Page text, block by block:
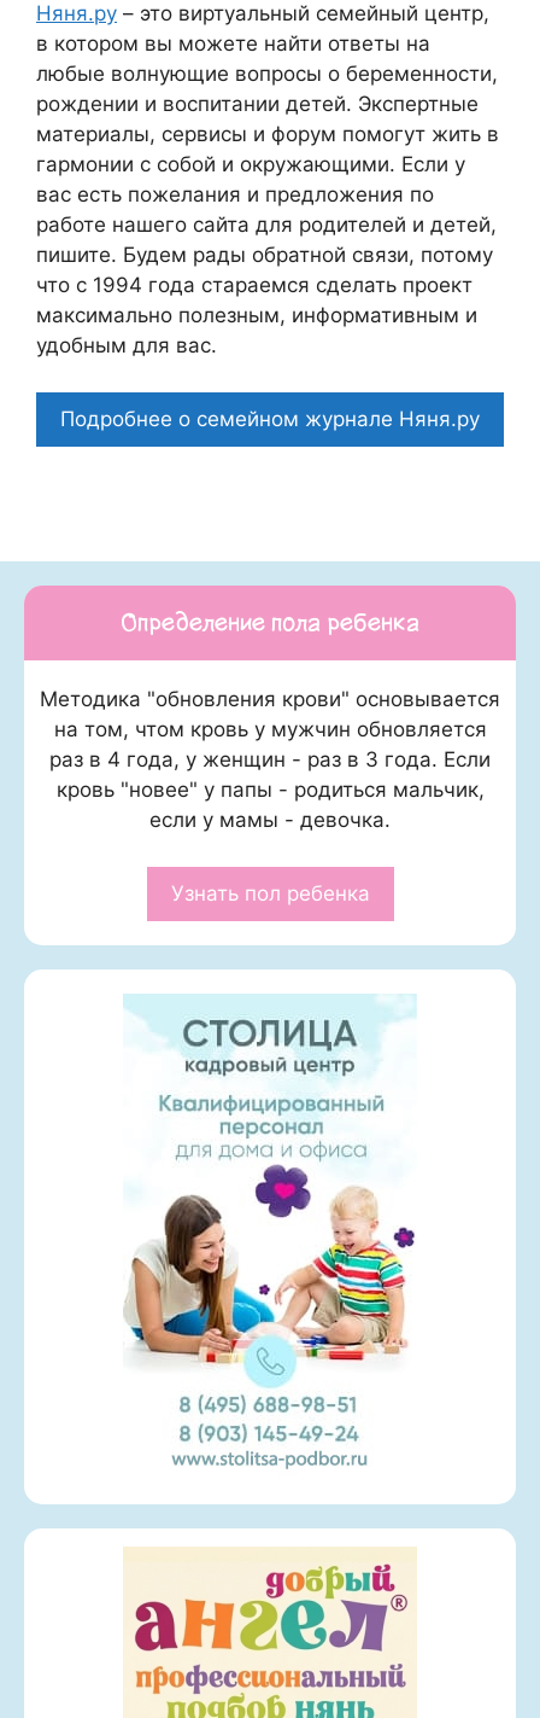
Няня.ру – это виртуальный семейный центр,
в котором вы можете найти ответы на
любые волнующие вопросы о беременности,
рождении и воспитании детей. Экспертные
материалы, сервисы и форум помогут жить в
гармонии с собой и окружающими. Если у
вас есть пожелания и предложения по
работе нашего сайта для родителей и детей,
пишите. Будем рады обратной связи, потому
что c 1994 года стараемся сделать проект
максимально полезным, информативным и
удобным для вас.
Подробнее о семейном журнале Няня.ру
Определение пола ребенка
Методика "обновления крови" основывается
на том, чтом кровь у мужчин обновляется
раз в 4 года, у женщин - раз в 3 года. Если
кровь "новее" у папы - родиться мальчик,
если у мамы - девочка.
Узнать пол ребенка